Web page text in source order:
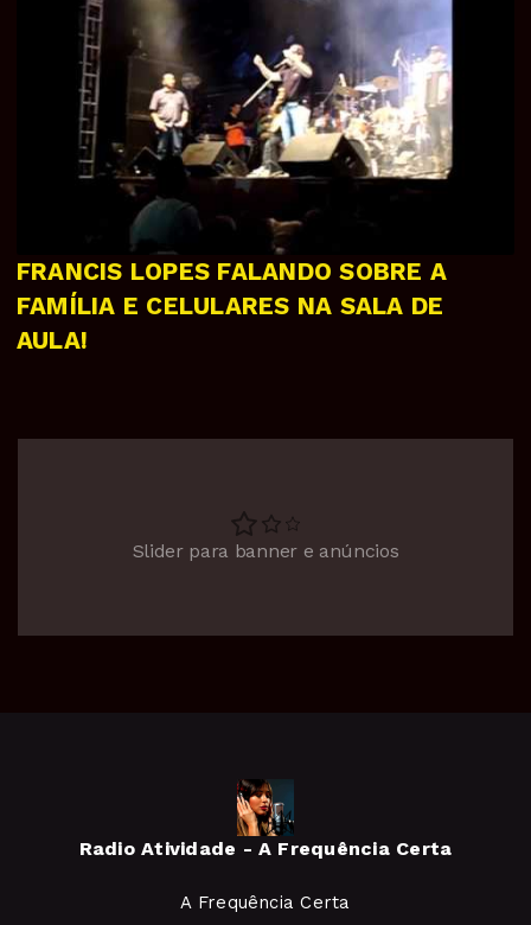
FRANCIS LOPES FALANDO SOBRE A
FAMÍLIA E CELULARES NA SALA DE
AULA!
Slider para banner e anúncios
Radio Atividade - A Frequência Certa
A Frequência Certa